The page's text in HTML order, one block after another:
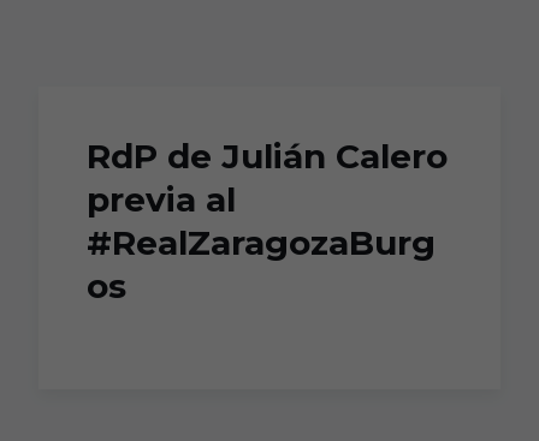
RdP de Julián Calero
previa al
#RealZaragozaBurg
os